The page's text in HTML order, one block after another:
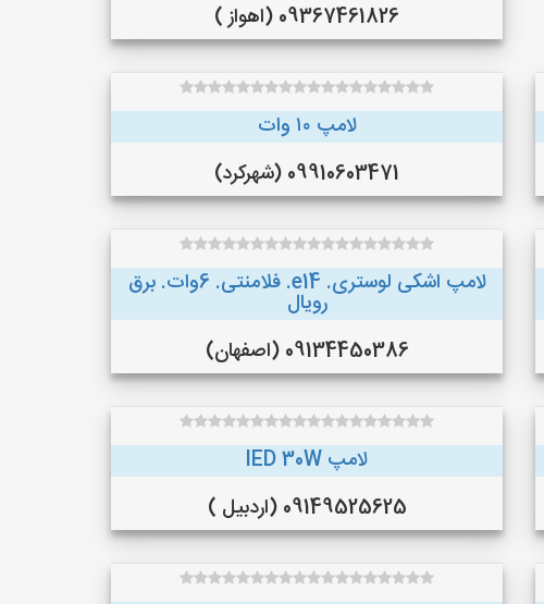
09367461826 (اهواز )
لامپ ۱۰ وات
09910603471 (شهرکرد)
لامپ اشکی لوستری. e14. فلامنتی. 6وات. برق
رویال
09134450386 (اصفهان)
لامپ lED 30W
09149525625 (اردبیل )